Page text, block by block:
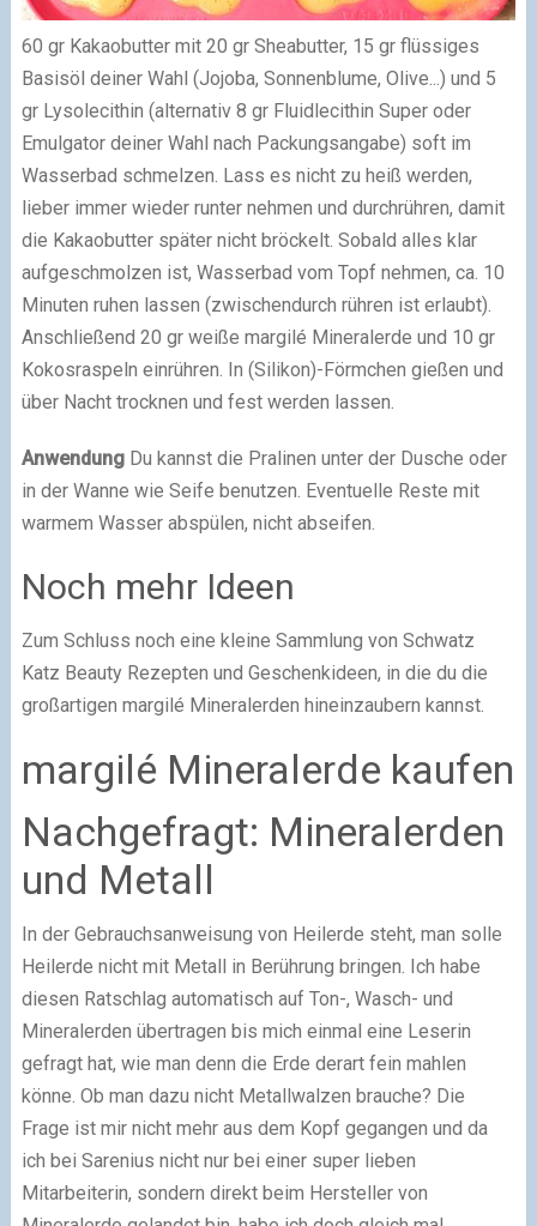
60 gr Kakaobutter mit 20 gr Sheabutter, 15 gr flüssiges
Basisöl deiner Wahl (Jojoba, Sonnenblume, Olive...) und 5
gr Lysolecithin (alternativ 8 gr Fluidlecithin Super oder
Emulgator deiner Wahl nach Packungsangabe) soft im
Wasserbad schmelzen. Lass es nicht zu heiß werden,
lieber immer wieder runter nehmen und durchrühren, damit
die Kakaobutter später nicht bröckelt. Sobald alles klar
aufgeschmolzen ist, Wasserbad vom Topf nehmen, ca. 10
Minuten ruhen lassen (zwischendurch rühren ist erlaubt).
Anschließend 20 gr weiße margilé Mineralerde und 10 gr
Kokosraspeln einrühren. In (Silikon)-Förmchen gießen und
über Nacht trocknen und fest werden lassen.
AnwendungDu kannst die Pralinen unter der Dusche oder
in der Wanne wie Seife benutzen. Eventuelle Reste mit
warmem Wasser abspülen, nicht abseifen.
Noch mehr Ideen
Zum Schluss noch eine kleine Sammlung von Schwatz
Katz Beauty Rezepten und Geschenkideen, in die du die
großartigen margilé Mineralerden hineinzaubern kannst.
margilé Mineralerde kaufen
Nachgefragt: Mineralerden
und Metall
In der Gebrauchsanweisung von Heilerde steht, man solle
Heilerde nicht mit Metall in Berührung bringen. Ich habe
diesen Ratschlag automatisch auf Ton-, Wasch- und
Mineralerden übertragen bis mich einmal eine Leserin
gefragt hat, wie man denn die Erde derart fein mahlen
könne. Ob man dazu nicht Metallwalzen brauche? Die
Frage ist mir nicht mehr aus dem Kopf gegangen und da
ich bei Sarenius nicht nur bei einer super lieben
Mitarbeiterin, sondern direkt beim Hersteller von